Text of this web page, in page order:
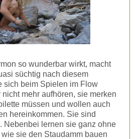
so wunderbar wirkt, macht
süchtig nach diesem
sich beim Spielen im Flow
mehr aufhören, sie merken
müssen und wollen auch
hereinkommen. Sie sind
Nebenbei lernen sie ganz ohne
sie den Staudamm bauen